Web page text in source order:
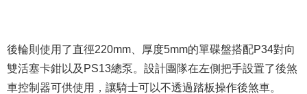
後輪則使用了直徑220mm、厚度5mm的單碟盤搭配P34對向
雙活塞卡鉗以及PS13總泵。設計團隊在左側把手設置了後煞
車控制器可供使用，讓騎士可以不透過踏板操作後煞車。